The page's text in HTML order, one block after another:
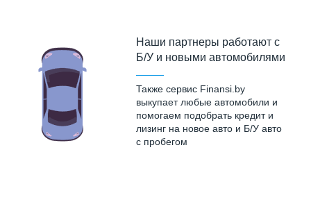
Наши партнеры работают с
Б/У и новыми автомобилями
Также сервис Finansi.by
выкупает любые автомобили и
помогаем подобрать кредит и
лизинг на новое авто и Б/У авто
с пробегом